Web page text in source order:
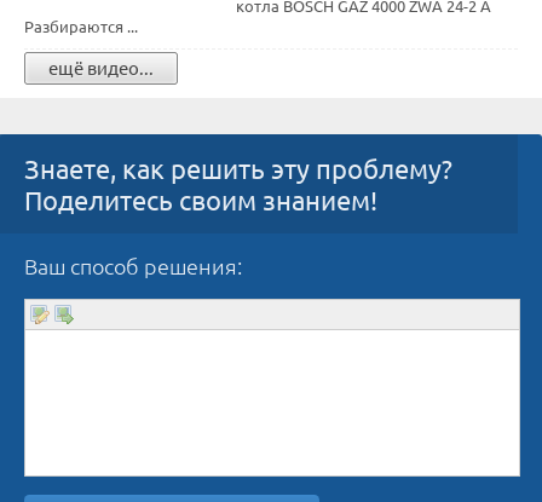
котла BOSCH GAZ 4000 ZWA 24-2 A
Разбираются ...
ещё видео...
Знаете, как решить эту проблему?
Поделитесь своим знанием!
Ваш способ решения: